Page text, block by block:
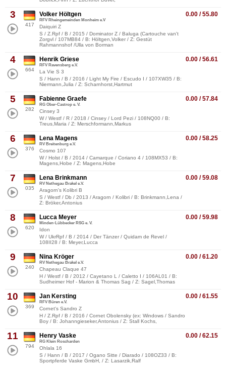
3
417
0.00 / 55.80
Volker Höltgen
RFV Rheingemeinden Monheim e.V
Daiquiri Z
S / Z.Rpf / B / 2015 / Dominator Z / Baluga (Cartouche van't
Zorgvl / 107MB84 / B: Höltgen,Volker / Z: Gestüt
Rahmannshof /Ulla von Borman
4
664
0.00 / 56.61
Henrik Griese
RFV Ravensberg e.V.
La Vie S 3
S / Hann / B / 2016 / Light My Fire / Escudo I / 107XW35 / B:
Niermann,Julia / Z: Scharnhorst,Hartmut
5
282
0.00 / 57.84
Fabienne Graefe
RG Ober-Castrop e. V.
Cinsey 3
W / Westf / R / 2018 / Cinsey / Lord Pezi / 108NQ00 / B:
Treus,Maria / Z: Merschformann,Markus
6
376
0.00 / 58.25
Lena Magens
RV Breitenburg e.V.
Cosmo 107
W / Holst / B / 2014 / Camarque / Coriano 4 / 108MX53 / B:
Magens,Hobe / Z: Magens,Hobe
7
035
0.00 / 59.08
Lena Brinkmann
RV Nethegau Brakel e.V.
Aragorn's Kolibri B
S / Westf / Db / 2013 / Aragorn / Kolibri / B: Brinkmann,Lena /
Z: Bröker,Antonius
8
620
0.00 / 59.98
Lucca Meyer
Minden-Lübbecker RSG e. V.
Idon
W / UkrRpf / B / 2014 / Der Tänzer / Quidam de Revel /
108II28 / B: Meyer,Lucca
9
240
0.00 / 61.20
Nina Kröger
RV Nethegau Brakel e.V.
Chapeau Claque 47
H / Westf / B / 2012 / Cayetano L / Caletto I / 106AL01 / B:
Sudheimer Hof - Marion & Thomas Sag / Z: Sagel,Thomas
10
369
0.00 / 61.55
Jan Kersting
RFV Büren e.V.
Cornet's Sandro Z
H / Z.Rpf / B / 2016 / Cornet Obolensky (ex: Windows / Sandro
Boy / B: Johanngieseker,Antonius / Z: Stall Kochs,
11
794
0.00 / 62.15
Henry Vaske
RG Klein Roscharden
Ohlala 16
S / Hann / B / 2017 / Ogano Sitte / Diarado / 108OZ33 / B:
Sportpferde Vaske GmbH, / Z: Lasarzik,Ralf